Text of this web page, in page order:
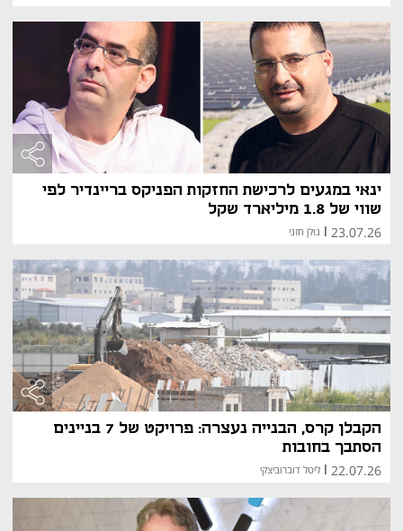
ינאי במגעים לרכישת החזקות הפניקס בריינדיר לפי
שווי של 1.8 מיליארד שקל
23.07.26 גולן חזני
הקבלן קרס, הבנייה נעצרה: פרויקט של 7 בניינים
הסתבך בחובות
22.07.26 ליטל דוברוביצקי